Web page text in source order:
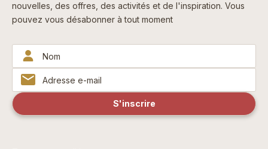
nouvelles, des offres, des activités et de l'inspiration. Vous
pouvez vous désabonner à tout moment